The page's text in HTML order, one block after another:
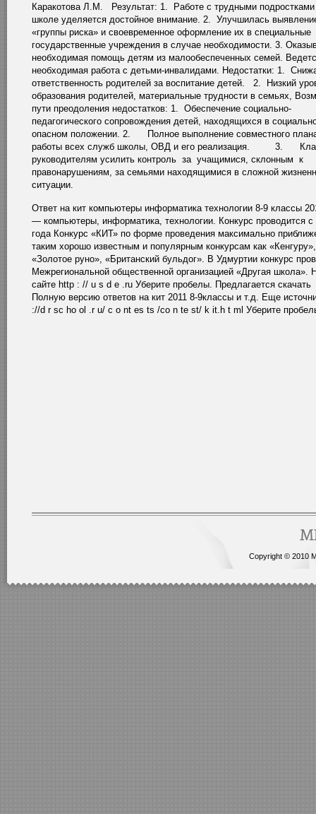
Каракотова Л.М. Результат: 1. Работе с трудными
школе уделяется достойное внимание. 2. Улучшилась
«группы риска» и своевременное оформление их в специальные
государственные учреждения в случае необходимости. 3.
необходимая помощь детям из малообеспеченных семей.
необходимая работа с детьми-инвалидами. Недостатки: 1.
ответственность родителей за воспитание детей. 2. Низкий
образования родителей, материальные трудности в семьях,
пути преодоления недостатков: 1. Обеспечение социально-
педагогического сопровождения детей, находящихся в
опасном положении. 2. Полное выполнение совместного
работы всех служб школы, ОВД и его реализация. 3.
руководителям усилить контроль за учащимися, склонным к
правонарушениям, за семьями находящимися в сложной
ситуации.
Ответ на кит компьютеры информатика технологии 8-9 классы
— компьютеры, информатика, технологии. Конкурс проводится с
года Конкурс «КИТ» по форме проведения максимально
таким хорошо известным и популярным конкурсам как «Кенгуру»,
«Золотое руно», «Британский бульдог». В Удмуртии конкурс
Межрегиональной общественной организацией «Другая школа».
сайте http : // u s d e .ru Уберите пробелы. Предлагается скачать
Полную версию ответов на кит 2011 8-9классы и т.д. Еще
://d r sc ho ol .r u/ c o nt es ts /co n te st/ k it.h t ml Уберите
Copyright © 2010